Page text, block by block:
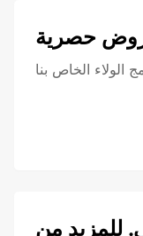
حصرية
الولاء الخاص بنا
للمزيد من